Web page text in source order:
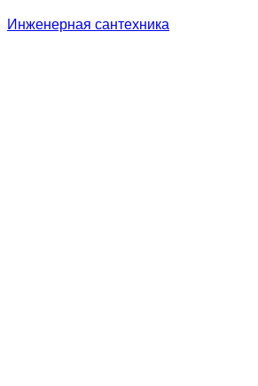
Инженерная сантехника